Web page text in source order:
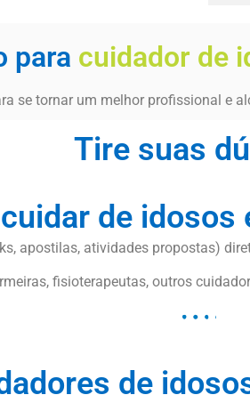
para cuidador de
se tornar um melhor profissional e
Tire suas
de idosos
apostilas, atividades propostas)
fisioterapeutas, outros
de